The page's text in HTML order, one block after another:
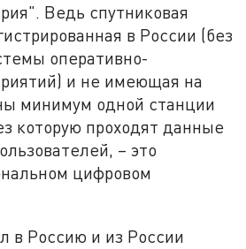
Ведь спутниковая
в России (без
оперативно-
и не имеющая на
минимум одной станции
которую проходят данные
– это
цифровом
в Россию и из России